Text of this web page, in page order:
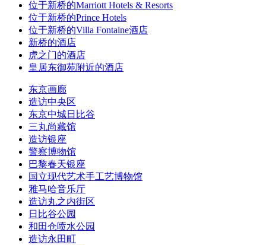
位于新桥的Marriott Hotels & Resorts
位于新桥的Prince Hotels
位于新桥的Villa Fontaine酒店
新桥的酒店
虎之门的酒店
皇居东御苑附近的酒店
东京画廊
造访中央区
东京中城日比谷
三丸尚藏馆
造访银座
警察博物馆
巴黎春天银座
国立现代艺术手工艺博物馆
雅马哈音乐厅
造访丸之内街区
日比谷公园
和田仓喷水公园
造访永田町